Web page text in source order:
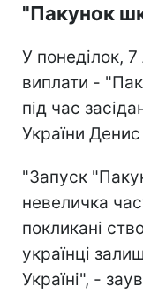
"Пакунок
У понеділок,
виплати -
під час
України
"Запуск
невеличка
покликані
українці
Україні", -